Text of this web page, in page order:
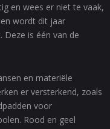
en wees er niet te vaak,
wordt dit jaar
Deze is één van de
en materiële
er versterkend, zoals
voor
Rood en geel